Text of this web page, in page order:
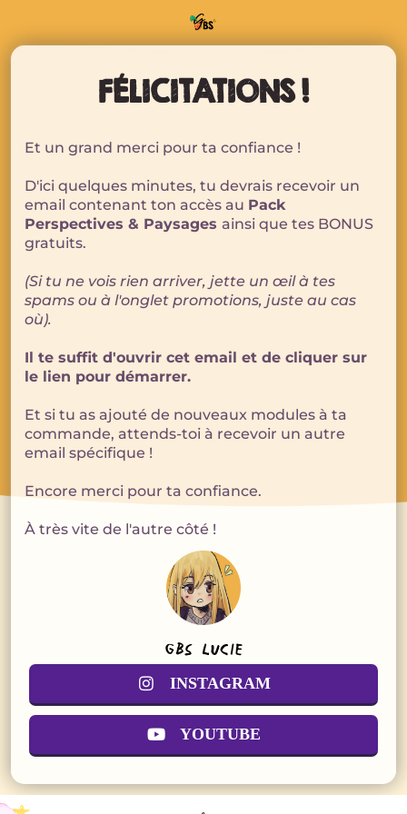
FÉLICITATIONS !
Et un grand merci pour ta confiance !
D'ici quelques minutes, tu devrais recevoir un
email contenant ton accès au Pack
Perspectives & Paysages ainsi que tes BONUS
gratuits.
(Si tu ne vois rien arriver, jette un œil à tes
spams ou à l'onglet promotions, juste au cas
où).
Il te suffit d'ouvrir cet email et de cliquer sur
le lien pour démarrer.
Et si tu as ajouté de nouveaux modules à ta
commande, attends-toi à recevoir un autre
email spécifique !
Encore merci pour ta confiance.
À très vite de l'autre côté !
GBS Lucie
INSTAGRAM
YOUTUBE